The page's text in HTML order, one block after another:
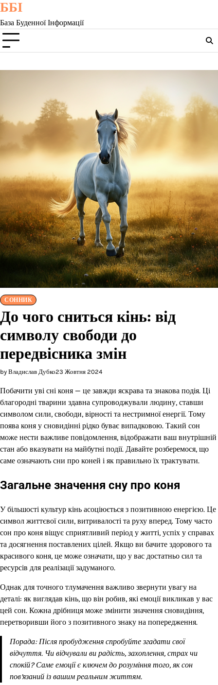
Skip
content
ББІ
База Буденної Інформації
СОННИК
До чого сниться кінь: від
символу свободи до
передвісника змін
by Владислав Дубко23 Жовтня 2024
Побачити уві сні коня — це завжди яскрава та знакова подія. Ці
благородні тварини здавна супроводжували людину, ставши
символом сили, свободи, вірності та нестримної енергії. Тому
поява коня у сновидінні рідко буває випадковою. Такий сон
може нести важливе повідомлення, відображати ваш внутрішній
стан або вказувати на майбутні події. Давайте розберемося, що
саме означають сни про коней і як правильно їх трактувати.
Загальне значення сну про коня
У більшості культур кінь асоціюється з позитивною енергією. Це
символ життєвої сили, витривалості та руху вперед. Тому часто
сон про коня віщує сприятливий період у житті, успіх у справах
та досягнення поставлених цілей. Якщо ви бачите здорового та
красивого коня, це може означати, що у вас достатньо сил та
ресурсів для реалізації задуманого.
Однак для точного тлумачення важливо звернути увагу на
деталі: як виглядав кінь, що він робив, які емоції викликав у вас
цей сон. Кожна дрібниця може змінити значення сновидіння,
перетворивши його з позитивного знаку на попередження.
Порада: Після пробудження спробуйте згадати свої
відчуття. Чи відчували ви радість, захоплення, страх чи
спокій? Саме емоції є ключем до розуміння того, як сон
пов’язаний із вашим реальним життям.